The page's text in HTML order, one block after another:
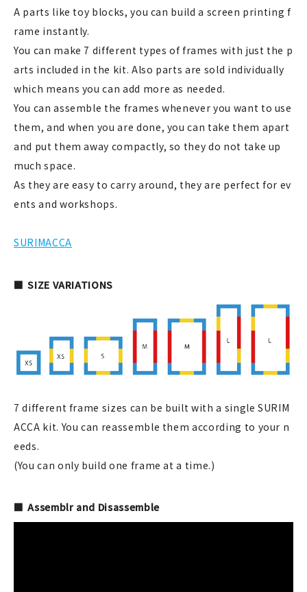
おすすめ特集
読みもの
イベント・ワークショップ
おしらせ
マイアカウント
お買い物ガイド
お問い合わせ
A parts like toy blocks, you can build a screen printing f
rame instantly.
You can make 7 different types of frames with just the p
arts included in the kit. Also parts are sold individually
which means you can add more as needed.
You can assemble the frames whenever you want to use
them, and when you are done, you can take them apart
and put them away compactly, so they do not take up
much space.
As they are easy to carry around, they are perfect for ev
ents and workshops.
SURIMACCA
SIZE VARIATIONS
7 different frame sizes can be built with a single SURIM
ACCA kit. You can reassemble them according to your n
eeds.
(You can only build one frame at a time.)
Assemblr and Disassemble